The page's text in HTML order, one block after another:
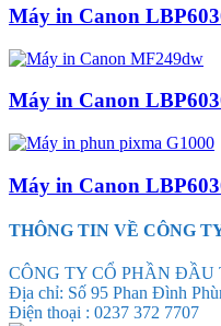
Máy in Canon
Máy in Canon
Máy in Canon
THÔNG TIN VỀ CÔNG
CÔNG TY CỔ PHẦN
Địa chỉ: Số 95 Phan Đình
Điện thoại : 0237 372 7707